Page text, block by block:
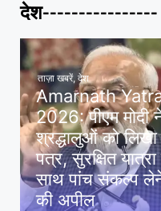
देश----------------
ताज़ा खबरें, देश
Amarnath
2026: पीएम मोदी
श्रद्धालुओं को लिखा
पत्र, सुरक्षित
साथ पांच संकल्प
की अपील